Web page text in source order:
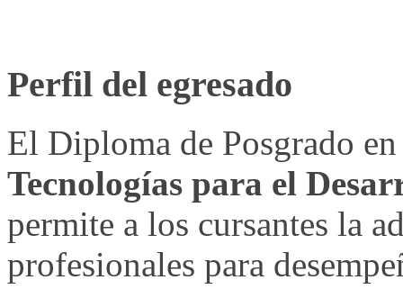
Perfil del egresado
El Diploma de Posgrado
Tecnologías para el
permite a los cursantes la
profesionales para